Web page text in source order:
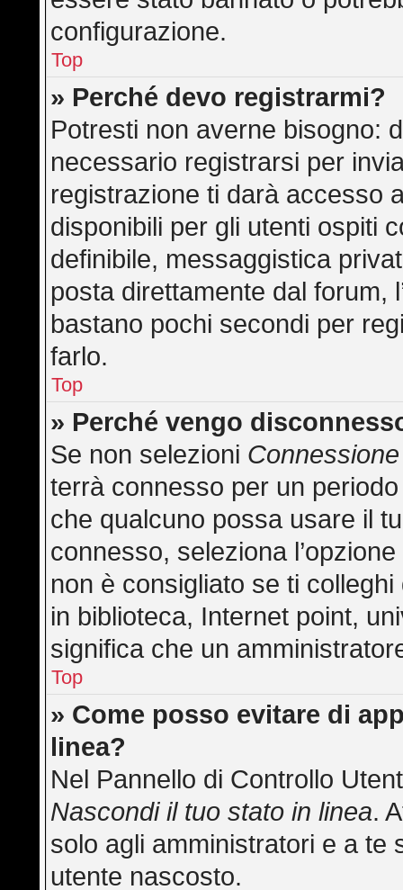
configurazione.
Top
» Perché devo registrarmi?
Potresti non averne bisogno:
necessario registrarsi per
registrazione ti darà accesso
disponibili per gli utenti ospiti
definibile, messaggistica
posta direttamente dal forum,
bastano pochi secondi per
farlo.
Top
» Perché vengo
Se non selezioni
terrà connesso per un
che qualcuno possa usare il
connesso, seleziona
non è consigliato se ti
in biblioteca, Internet point,
significa che un
Top
» Come posso evitare di
linea?
Nel Pannello di Controllo
Nascondi il tuo stato in linea.
solo agli amministratori e a te
utente nascosto.